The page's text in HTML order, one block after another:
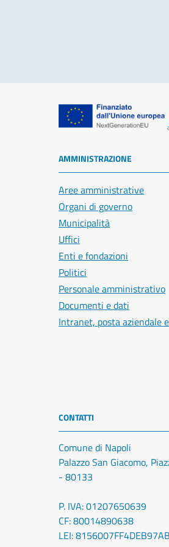
AMMINISTRAZIONE
Aree amministrative
Organi di governo
Municipalità
Uffici
Enti e fondazioni
Politici
Personale amministrativo
Documenti e dati
Intranet, posta aziendale
CONTATTI
Comune di Napoli
Palazzo San Giacomo,
- 80133
P. IVA: 01207650639
CF: 80014890638
LEI: